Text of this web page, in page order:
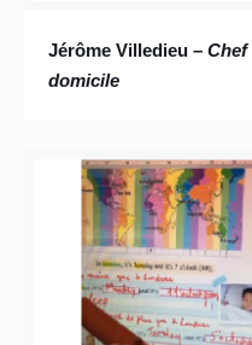
Jérôme Villedieu –Chef
domicile